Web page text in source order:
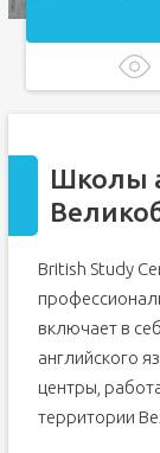
Курсы для
Обучение
Подготовка
Обучение
Школы
British Study
включает в
английского
центры,
территории